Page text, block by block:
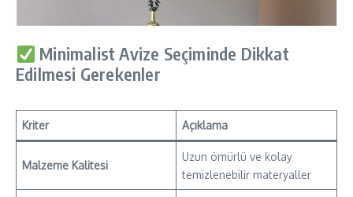
Minimalist Avize Seçiminde Dikkat
Edilmesi Gerekenler
Kriter Açıklama
Malzeme Kalitesi
Uzun ömürlü ve kolay
temizlenebilir materyaller